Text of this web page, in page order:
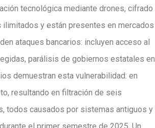
tecnológica mediante drones, cifrado
y están presentes en mercados
ataques bancarios: incluyen acceso al
parálisis de gobiernos estatales en
demuestran esta vulnerabilidad: en
resultando en filtración de seis
todos causados por sistemas antiguos y